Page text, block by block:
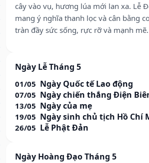
cây vào vụ, hương lúa mới lan xa. Lễ
mang ý nghĩa thanh lọc và cân bằng
tràn đầy sức sống, rực rỡ và mạnh mẽ.
Ngày Lễ Tháng 5
01/05 Ngày Quốc tế Lao động
07/05 Ngày chiến thắng Điện
13/05 Ngày của mẹ
19/05 Ngày sinh chủ tịch Hồ Chí
26/05 Lễ Phật Đản
Ngày Hoàng Đạo Tháng 5